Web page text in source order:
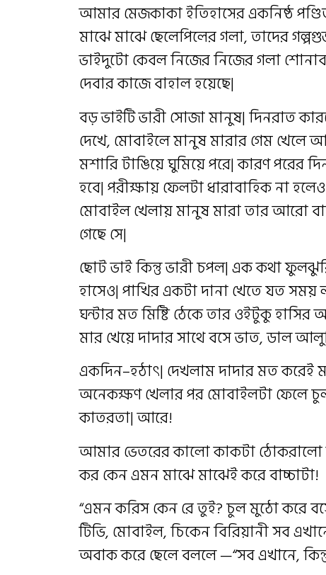
আমার মেজকাকা ইতিহাসের একনিষ্ঠ
মাঝে মাঝে ছেলেপিলের গলা, তাদের
ভাইদুটো কেবল নিজের নিজের গলা
দেবার কাজে বাহাল হয়েছে|
বড় ভাইটি ভারী সোজা মানুষ| দিনরাত
দেখে, মোবাইলে মানুষ মারার গেম খেলে
মশারি টাঙিয়ে ঘুমিয়ে পরে| কারণ পরের
হবে| পরীক্ষায় ফেলটা ধারাবাহিক না
মোবাইল খেলায় মানুষ মারা তার আরো
গেছে সে|
ছোট ভাই কিন্তু ভারী চপল| এক কথা
হাসেও| পাখির একটা দানা খেতে যত সময়
ঘন্টার মত মিষ্টি ঠেকে তার ওইটুকু
মার খেয়ে দাদার সাথে বসে ভাত, ডাল
একদিন–হঠাৎ| দেখলাম দাদার মত করেই
অনেকক্ষণ খেলার পর মোবাইলটা ফেলে
কাতরতা| আরে!
আমার ভেতরের কালো কাকটা ঠোকরালো
কর কেন এমন মাঝে মাঝেই করে বাচ্চাটা!
“এমন করিস কেন রে তুই? চুল মুঠো করে
টিভি, মোবাইল, চিকেন বিরিয়ানী সব
অবাক করে ছেলে বললে —“সব এখানে,